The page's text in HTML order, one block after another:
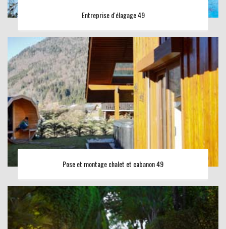
Entreprise d'élagage 49
Pose et montage chalet et cabanon 49